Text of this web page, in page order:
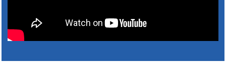
4. augusta 2026 10:05
Zberný dvor-Gyűjtőudvar